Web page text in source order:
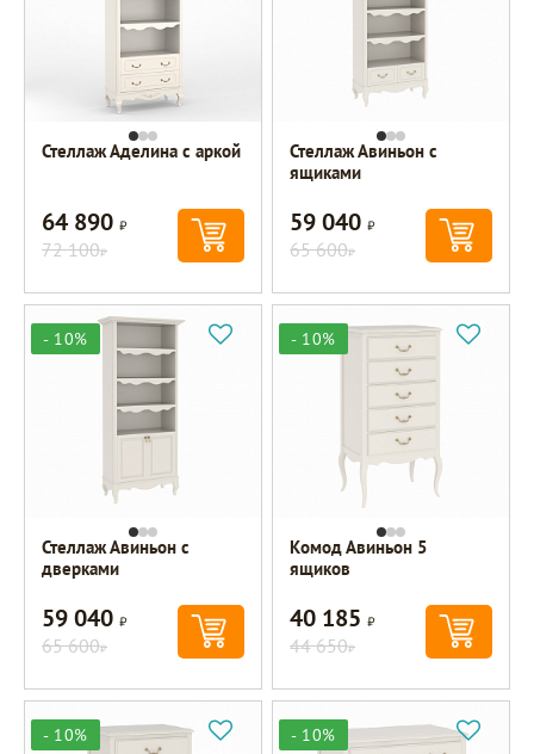
Стеллаж Аделина с аркой
64 890Р
72 100Р
Стеллаж Авиньон с
ящиками
59 040Р
65 600Р
- 10%
Стеллаж Авиньон с
дверками
59 040Р
65 600Р
- 10%
Комод Авиньон 5
ящиков
40 185Р
44 650Р
- 10% - 10%